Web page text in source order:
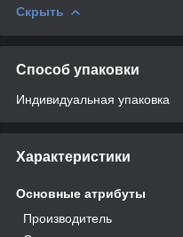
Скрыть
Способ упаковки
Индивидуальная упаковка
Характеристики
Основные атрибуты
Производитель